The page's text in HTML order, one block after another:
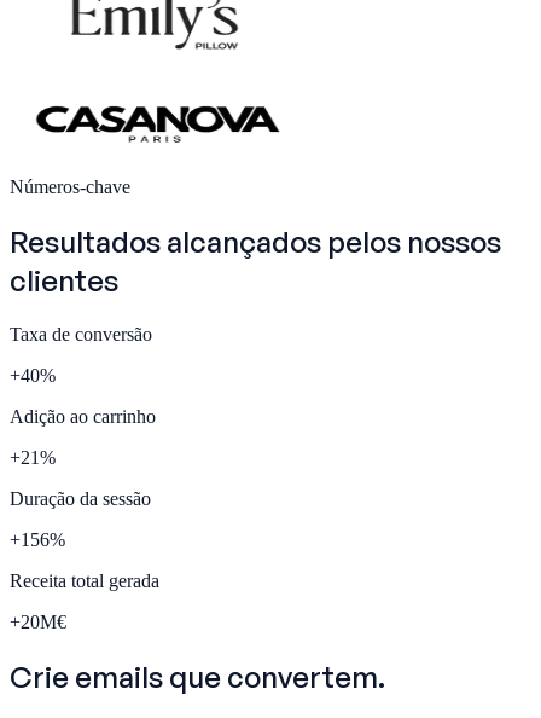
Números-chave
Resultados alcançados pelos nossos
clientes
Taxa de conversão
+40%
Adição ao carrinho
+21%
Duração da sessão
+156%
Receita total gerada
+20M€
Crie emails que convertem.